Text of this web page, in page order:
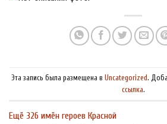
Эта запись была размещена в Uncategorized.
ссылка.
Ещё 326 имён героев Красной